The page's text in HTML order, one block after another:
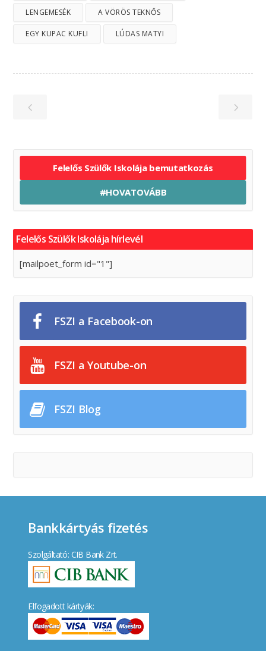
LENGEMESÉK A VÖRÖS TEKNŐS
EGY KUPAC KUFLI LÚDAS MATYI
Felelős Szülők Iskolája bemutatkozás
#HOVATOVÁBB
Felelős Szülők Iskolája hírlevél
[mailpoet_form id="1"]
FSZI a Facebook-on
FSZI a Youtube-on
FSZI Blog
Bankkártyás fizetés
Szolgáltató: CIB Bank Zrt.
Elfogadott kártyák: